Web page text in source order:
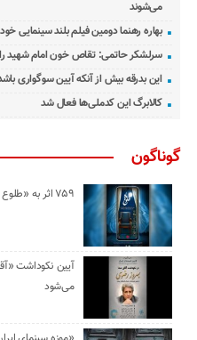
می‌شوند
بهاره رهنما دومین فیلم بلند سینمایی
سرلشکر حاتمی: تقاص خون امام شهید
این بدرقه بیش از آنکه آیین سوگواری
کالابرگ این کدملی‌ها فعال شد
گوناگون
۷۵۹ اثر به «طلوع ماه» رسید
آیین نکوداشت
می‌شود